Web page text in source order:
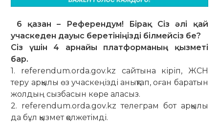
6 қазан – Референдум! Бірақ Сіз әлі қай
учаскеден дауыс беретініңізді білмейсіз бе?
Сіз үшін 4 арнайы платформаның қызметі
бар.
1. referendum.orda.gov.kz сайтына кіріп, ЖСН
теру арқылы өз учаскеңізді анықтап, оған баратын
жолдың сызбасын көре аласыз.
2. referendum.orda.gov.kz телеграм бот арқылы
да бұл қызмет қолжетімді.